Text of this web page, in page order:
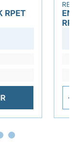
RPET